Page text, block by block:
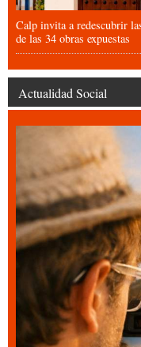
Calp invita a redescubrir
de las 34 obras expuestas
Actualidad Social